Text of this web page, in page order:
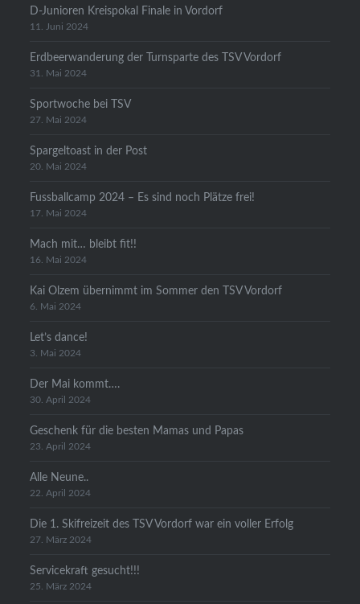
D-Junioren Kreispokal Finale in Vordorf
11. Juni 2024
Erdbeerwanderung der Turnsparte des TSV Vordorf
31. Mai 2024
Sportwoche bei TSV
27. Mai 2024
Spargeltoast in der Post
20. Mai 2024
Fussballcamp 2024 – Es sind noch Plätze frei!
17. Mai 2024
Mach mit… bleibt fit!!
16. Mai 2024
Kai Olzem übernimmt im Sommer den TSV Vordorf
6. Mai 2024
Let’s dance!
3. Mai 2024
Der Mai kommt….
30. April 2024
Geschenk für die besten Mamas und Papas
23. April 2024
Alle Neune..
22. April 2024
Die 1. Skifreizeit des TSV Vordorf war ein voller Erfolg
27. März 2024
Servicekraft gesucht!!!
25. März 2024